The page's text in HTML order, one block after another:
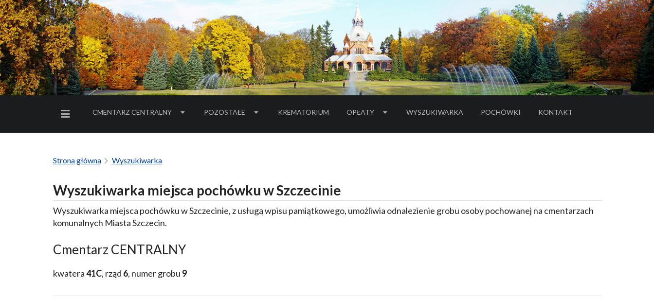
MENU BOCZNE
CMENTARZ CENTRALNY POZOSTAŁE KREMATORIUM OPŁATY WYSZUKIWARKA POCHÓWKI
- LINK DO SERWISU ZEWNĘTRZNEGO
KONTAKT
Strona główna Wyszukiwarka
Wyszukiwarka miejsca pochówku w Szczecinie
Wyszukiwarka miejsca pochówku w Szczecinie, z usługą wpisu pamiątkowego, umożliwia odnalezienie grobu osoby pochowanej na cmentarzach
komunalnych Miasta Szczecin.
Cmentarz CENTRALNY
kwatera41C, rząd 6, numer grobu 9